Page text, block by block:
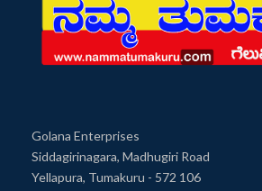
Golana Enterprises
Siddagirinagara, Madhugiri Road
Yellapura, Tumakuru - 572 106